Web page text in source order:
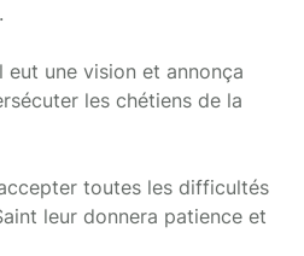
eut une vision et annonça
les chétiens de la
toutes les difficultés
leur donnera patience et